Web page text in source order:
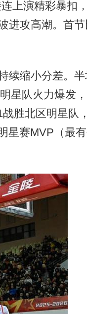
上演精彩暴扣
进攻高潮。首
缩小分差。半
星队火力爆发
胜北区明星队
星赛MVP（最